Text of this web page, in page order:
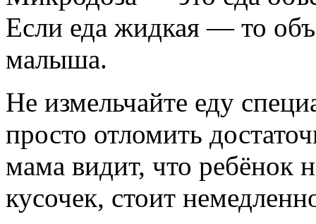
Если еда жидкая — то
малыша.
Не измельчайте еду
просто отломить
мама видит, что ребёнок
кусочек, стоит